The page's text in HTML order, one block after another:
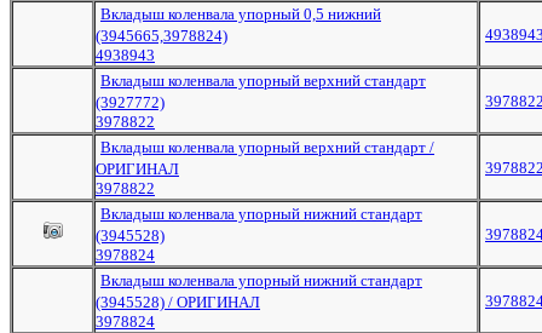
Вкладыш коленвала упорный 0,5 нижний
(3945665,3978824)
4938943
Вкладыш коленвала упорный верхний стандарт
(3927772)
3978822
Вкладыш коленвала упорный верхний стандарт /
ОРИГИНАЛ
3978822
Вкладыш коленвала упорный нижний стандарт
(3945528)
3978824
Вкладыш коленвала упорный нижний стандарт
(3945528) / ОРИГИНАЛ
3978824